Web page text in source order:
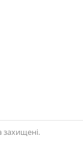
захищені.